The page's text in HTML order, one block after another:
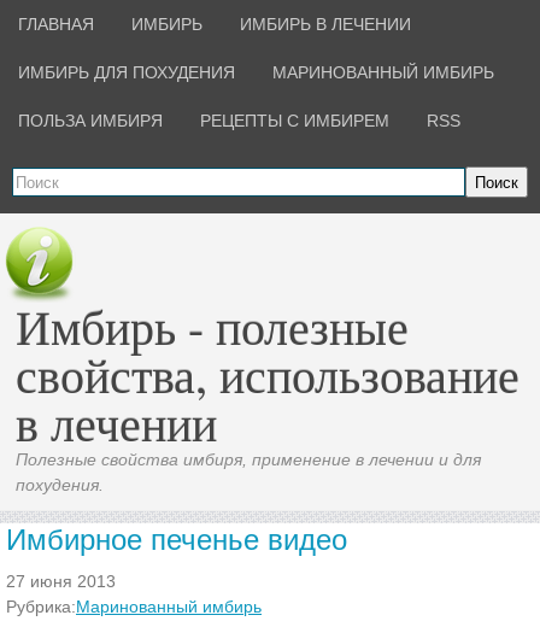
ГЛАВНАЯ ИМБИРЬ ИМБИРЬ В ЛЕЧЕНИИ
ИМБИРЬ ДЛЯ ПОХУДЕНИЯ МАРИНОВАННЫЙ ИМБИРЬ
ПОЛЬЗА ИМБИРЯ РЕЦЕПТЫ С ИМБИРЕМ RSS
Поиск
Имбирь - полезные
свойства, использование
в лечении
Полезные свойства имбиря, применение в лечении и для
похудения.
Имбирное печенье видео
27 июня 2013
Рубрика:Маринованный имбирь